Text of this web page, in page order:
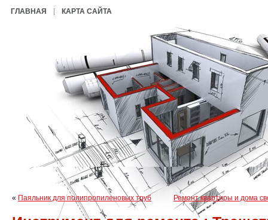
ГЛАВНАЯ КАРТА САЙТА
« Паяльник для полипропиленовых труб Ремонт квартиры и дома